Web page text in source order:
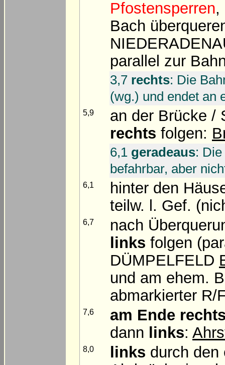
Pfostensperren,
Bach
parallel zur
3,7 rechts: Die
(wg.) und endet an
5,9
an der Brücke /
rechts folgen:
6,1 geradeaus:
befahrbar, aber
6,1
hinter den
teilw. l. Gef.
6,7
nach
links folgen
DÜMPELFELD
und am ehem.
abmarkierter R/
7,6 am Ende
dann links:
8,0 links durch den